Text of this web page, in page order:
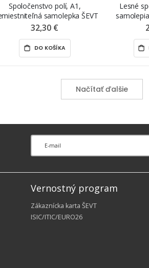
Spoločenstvo polí, A1,
samolepka ŠEVT
NANO print
32,30 €
DO KOŠÍKA
Lesné
Načítať ďalšie
Vernostný program
Zákaznícka karta ŠEVT
ISIC/ITIC/EURO26